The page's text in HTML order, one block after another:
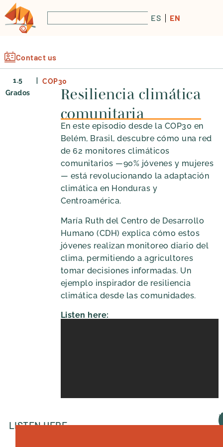
ES EN
Contact us
1.5
Grados
| COP30
Resiliencia climática
comunitaria
En este episodio desde la COP30 en
Belém, Brasil, descubre cómo una red
de 62 monitores climáticos
comunitarios —90% jóvenes y mujeres
— está revolucionando la adaptación
climática en Honduras y
Centroamérica.
María Ruth del Centro de Desarrollo
Humano (CDH) explica cómo estos
jóvenes realizan monitoreo diario del
clima, permitiendo a agricultores
tomar decisiones informadas. Un
ejemplo inspirador de resiliencia
climática desde las comunidades.
Listen here:
LISTEN HERE: